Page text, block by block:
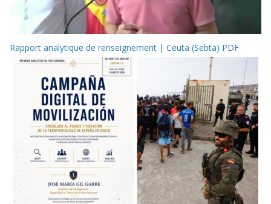
Rapport analytique de renseignement | Ceuta (Sebta) PDF